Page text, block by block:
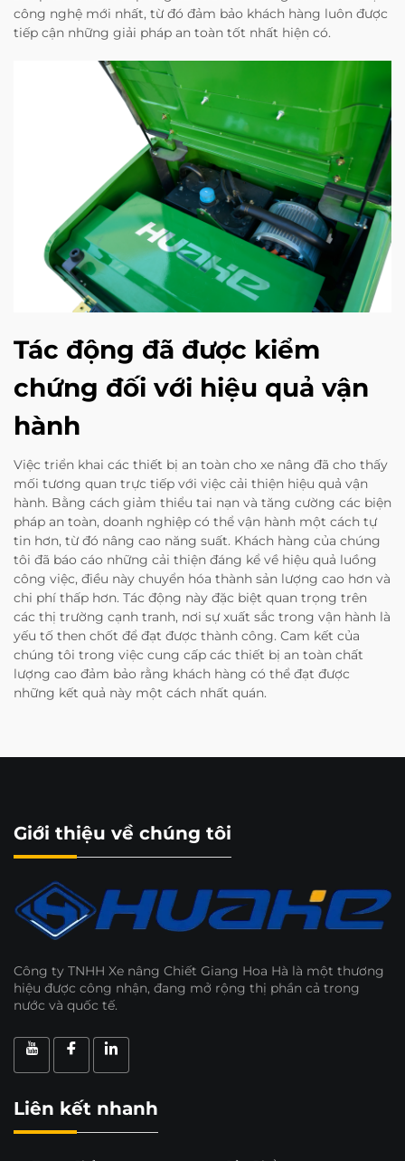
công nghệ mới nhất, từ đó đảm bảo khách hàng luôn được
tiếp cận những giải pháp an toàn tốt nhất hiện có.
Tác động đã được kiểm
chứng đối với hiệu quả vận
hành
Việc triển khai các thiết bị an toàn cho xe nâng đã cho thấy
mối tương quan trực tiếp với việc cải thiện hiệu quả vận
hành. Bằng cách giảm thiểu tai nạn và tăng cường các biện
pháp an toàn, doanh nghiệp có thể vận hành một cách tự
tin hơn, từ đó nâng cao năng suất. Khách hàng của chúng
tôi đã báo cáo những cải thiện đáng kể về hiệu quả luồng
công việc, điều này chuyển hóa thành sản lượng cao hơn và
chi phí thấp hơn. Tác động này đặc biệt quan trọng trên
các thị trường cạnh tranh, nơi sự xuất sắc trong vận hành là
yếu tố then chốt để đạt được thành công. Cam kết của
chúng tôi trong việc cung cấp các thiết bị an toàn chất
lượng cao đảm bảo rằng khách hàng có thể đạt được
những kết quả này một cách nhất quán.
Giới thiệu về chúng tôi
Công ty TNHH Xe nâng Chiết Giang Hoa Hà là một thương
hiệu được công nhận, đang mở rộng thị phần cả trong
nước và quốc tế.
Liên kết nhanh